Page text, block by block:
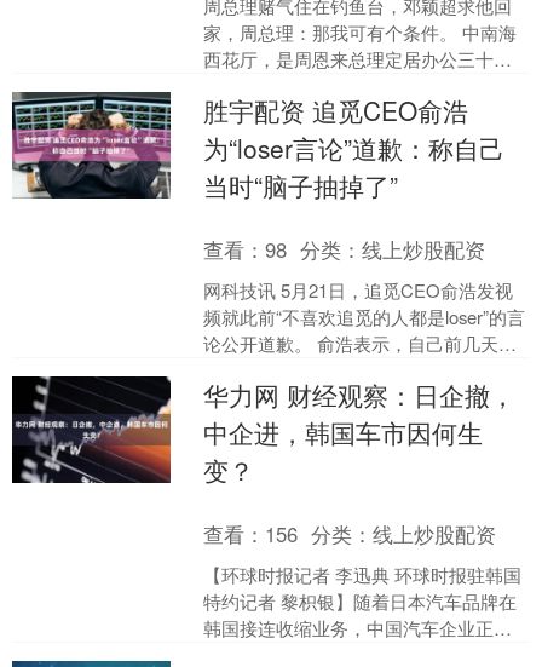
周总理赌气住在钓鱼台，邓颖超求他回
家，周总理：那我可有个条件。 中南海
西花厅，是周恩来总理定居办公三十余
院落，历经北洋时期沿用....
胜宇配资 追觅CEO俞浩
为“loser言论”道歉：称自己
当时“脑子抽掉了”
查看：98 分类：线上炒股配资
网科技讯 5月21日，追觅CEO俞浩发视
频就此前“不喜欢追觅的人都是loser”的言
论公开道歉。 俞浩表示，自己前几天说
是....
华力网 财经观察：日企撤，
中企进，韩国车市因何生
变？
查看： 156 分类：线上炒股配资
【环球时报记者 李迅典 环球时报驻韩国
特约记者 黎枳银】随着日本汽车品牌在
韩国接连收缩业务，中国汽车企业正加